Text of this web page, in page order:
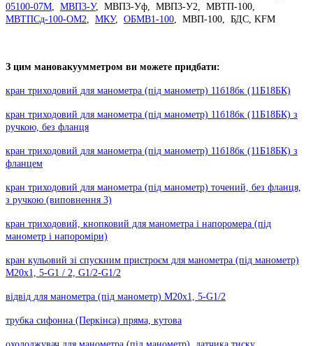
05100-07М
МВП3-У, МВП3-Уф, МВП3-У2, МВТП-100,
МВТПСд-100-ОМ2
МКУ, ОБМВ1-100 , МВП-100, БДС, KFM
З цим мановакуумметром ви можете придбати:
кран триходовий для манометра (під манометр) 11б18бк (11Б18БК)
кран триходовий для манометра (під манометр) 11б18бк (11Б18БК) з
ручкою, без фланця
кран триходовий для манометра (під манометр) 11б18бк (11Б18БК) з
фланцем
кран триходовий для манометра (під манометр) точений, без фланця,
з ручкою (виповнення 3)
кран триходовий, кнопковий для манометра і напоромера (під
манометр і напороміри)
кран кульовий зі спускним пристроєм для манометра (під манометр)
М20х1, 5-G1 / 2, G1/2-G1/2
відвід для манометра (під манометр) М20х1, 5-G1/2
трубка сифонна (Перкінса) пряма, кутова